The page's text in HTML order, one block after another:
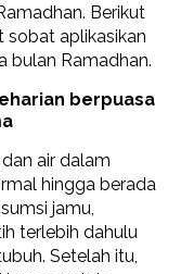
Berikut
sobat aplikasikan
bulan Ramadhan.
berpuasa
air dalam
hingga berada
jamu,
terlebih dahulu
Setelah itu,